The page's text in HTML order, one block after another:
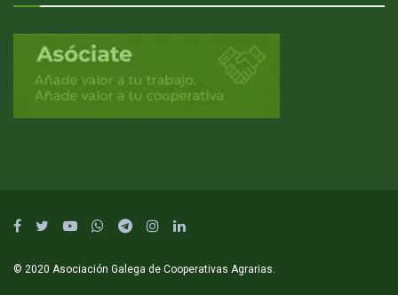
© 2020 Asociación Galega de Cooperativas Agrarias.